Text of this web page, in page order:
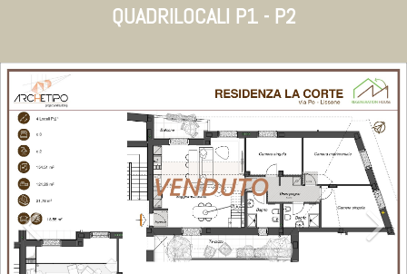
QUADRILOCALI P1 - P2
Previous